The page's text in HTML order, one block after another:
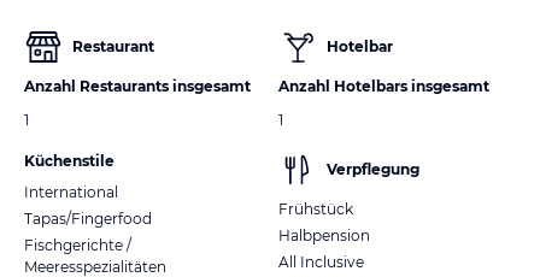
Restaurant
Anzahl Restaurants insgesamt
1
Küchenstile
International
Tapas/Fingerfood
Fischgerichte /
Meeresspezialitäten
Hotelbar
Anzahl Hotelbars insgesamt
1
Verpflegung
Frühstück
Halbpension
All Inclusive